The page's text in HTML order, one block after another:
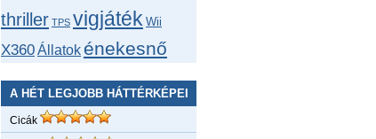
thriller TPS vigjáték Wii
X360Állatok énekesnő
A HÉT LEGJOBB HÁTTÉRKÉPEI
Cicák